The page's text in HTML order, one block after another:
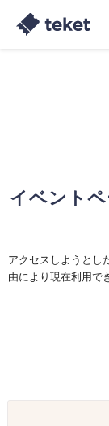
イベント
アクセスしようとし
由により現在利用で